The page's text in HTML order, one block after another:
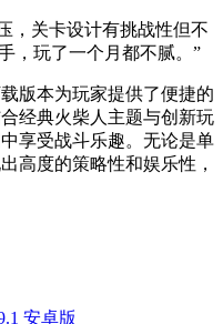
，关卡设计有挑战性但不
，玩了一个月都不腻。”
版本为玩家提供了便捷的
经典火柴人主题与创新玩
享受战斗乐趣。无论是单
高度的策略性和娱乐性，